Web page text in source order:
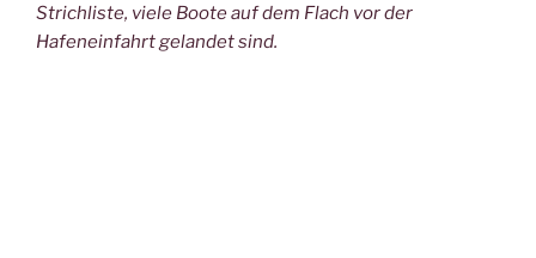
Strichliste, viele Boote auf dem Flach vor der
Hafeneinfahrt gelandet sind.